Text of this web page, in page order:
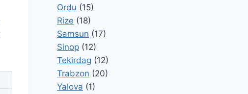
Ordu (15)
Rize (18)
Samsun (17)
Sinop (12)
Tekirdag (12)
Trabzon (20)
Yalova (1)